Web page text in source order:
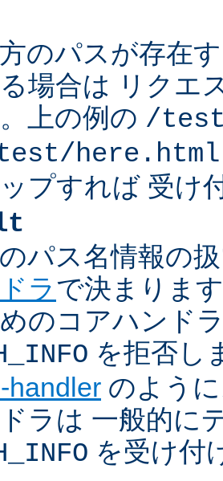
のパスが存在
場合は リクエ
上の例の /
here.html
プすれば 受け
パス名情報の
ラで決まりま
のコアハンド
を拒否し
handler のよう
ラは 一般的に
を受け付